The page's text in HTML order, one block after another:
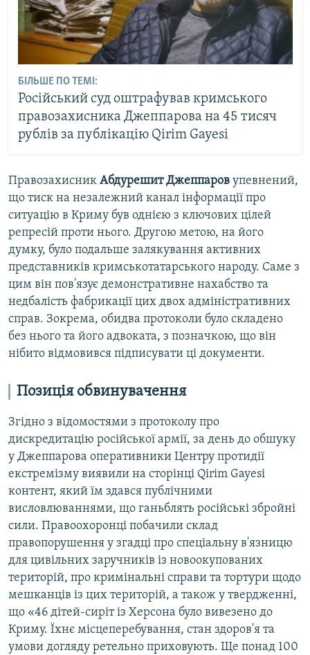
БІЛЬШЕ ПО ТЕМІ:
Російський суд оштрафував кримського
правозахисника Джеппарова на 45 тисяч
рублів за публікацію Qirim Gayesi
Правозахисник Абдурешит Джеппаров упевнений,
що тиск на незалежний канал інформації про
ситуацію в Криму був однією з ключових цілей
репресій проти нього. Другою метою, на його
думку, було подальше залякування активних
представників кримськотатарського народу. Саме з
цим він пов'язує демонстративне нахабство та
недбалість фабрикації цих двох адміністративних
справ. Зокрема, обидва протоколи було складено
без нього та його адвоката, з позначкою, що він
нібито відмовився підписувати ці документи.
Позиція обвинувачення
Згідно з відомостями з протоколу про
дискредитацію російської армії, за день до обшуку
у Джеппарова оперативники Центру протидії
екстремізму виявили на сторінці Qirim Gayesi
контент, який їм здався публічними
висловлюваннями, що ганьблять російські збройні
сили. Правоохоронці побачили склад
правопорушення у згадці про спеціальну в'язницю
для цивільних заручників із новоокупованих
територій, про кримінальні справи та тортури щодо
мешканців із цих територій, а також у твердженні,
що «46 дітей-сиріт із Херсона було вивезено до
Криму. Їхнє місцеперебування, стан здоров'я та
умови догляду ретельно приховують. Ще понад 100